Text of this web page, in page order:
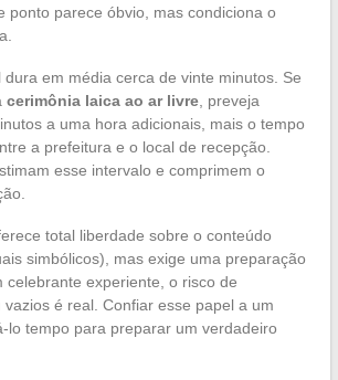
ponto parece óbvio, mas condiciona o
dura em média cerca de vinte minutos. Se
cerimônia laica ao ar livre, preveja
a uma hora adicionais, mais o tempo
a prefeitura e o local de recepção.
esse intervalo e comprimem o
total liberdade sobre o conteúdo
simbólicos), mas exige uma preparação
celebrante experiente, o risco de
é real. Confiar esse papel a um
lo tempo para preparar um verdadeiro